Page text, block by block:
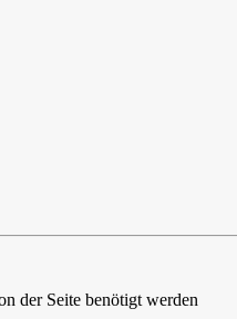
der Seite benötigt werden